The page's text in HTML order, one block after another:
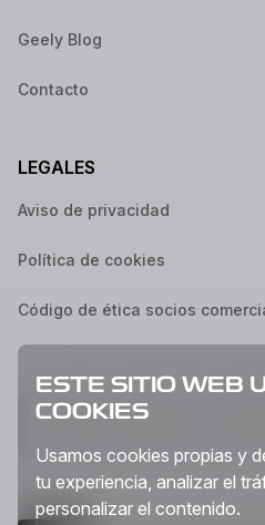
Geely Blog
Contacto
LEGALES
Aviso de privacidad
Política de cookies
Código de ética socios
ESTE SITIO WEB
COOKIES
Usamos cookies propias y
tu experiencia, analizar el
personalizar el contenido.